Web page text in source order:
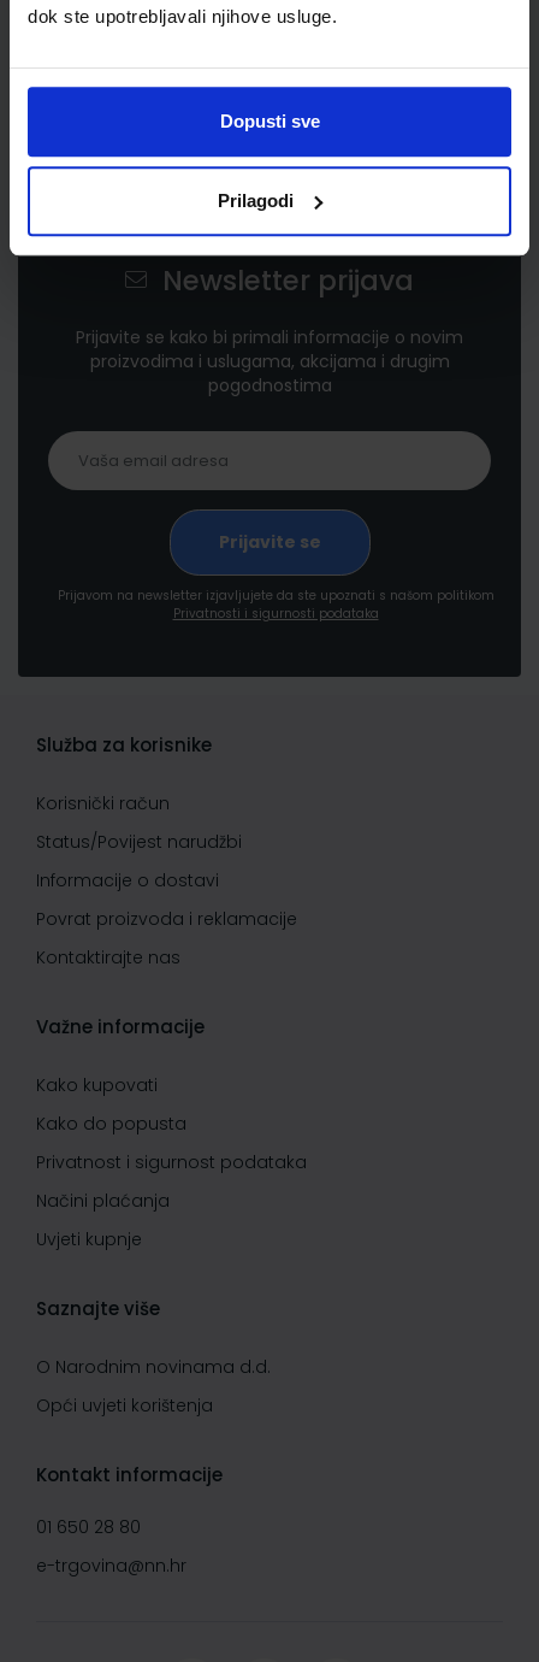
dok ste upotrebljavali njihove usluge.
Dopusti sve
Prilagodi
Newsletter prijava
Prijavite se kako bi primali informacije o novim
proizvodima i uslugama, akcijama i drugim
pogodnostima
Prijavom na newsletter izjavljujete da ste upoznati s našom politikom
Privatnosti i sigurnosti podataka
Služba za korisnike
Korisnički račun
Status/Povijest narudžbi
Informacije o dostavi
Povrat proizvoda i reklamacije
Kontaktirajte nas
Važne informacije
Kako kupovati
Kako do popusta
Privatnost i sigurnost podataka
Načini plaćanja
Uvjeti kupnje
Saznajte više
O Narodnim novinama d.d.
Opći uvjeti korištenja
Kontakt informacije
01 650 28 80
e-trgovina@nn.hr